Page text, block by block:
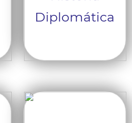
Diplomática